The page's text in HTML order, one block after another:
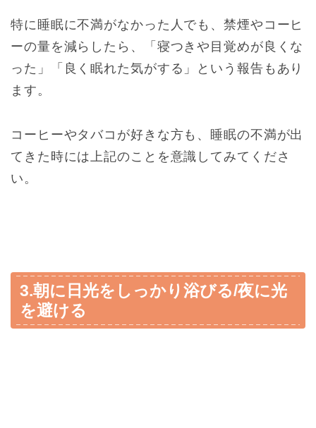
特に睡眠に不満がなかった人でも、禁煙やコーヒ
ーの量を減らしたら、「寝つきや目覚めが良くな
った」「良く眠れた気がする」という報告もあり
ます。
コーヒーやタバコが好きな方も、睡眠の不満が出
てきた時には上記のことを意識してみてくださ
い。
3.朝に日光をしっかり浴びる/夜に光
を避ける